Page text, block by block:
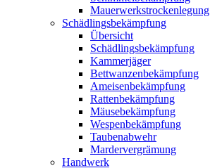
Mauerwerkstrockenlegung
Schädlingsbekämpfung
Übersicht
Schädlingsbekämpfung
Kammerjäger
Bettwanzenbekämpfung
Ameisenbekämpfung
Rattenbekämpfung
Mäusebekämpfung
Wespenbekämpfung
Taubenabwehr
Mardervergrämung
Handwerk